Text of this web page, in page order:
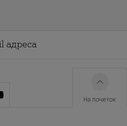
На почеток